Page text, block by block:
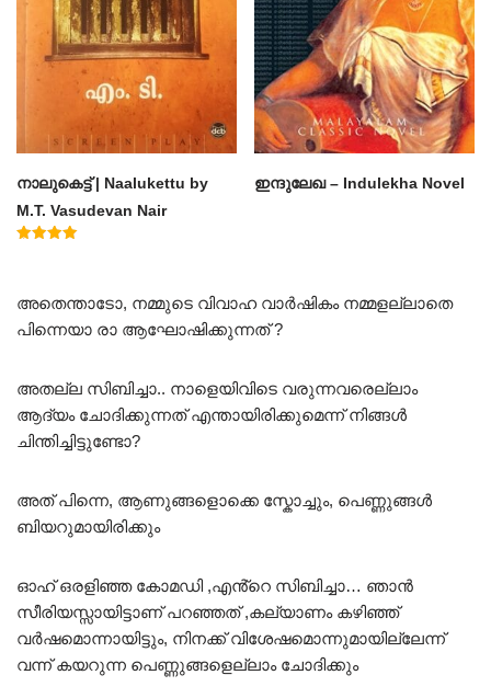
നാലുകെട്ട് | Naalukettu by
M.T. Vasudevan Nair
ഇന്ദുലേഖ – Indulekha Novel
അതെന്താടോ, നമ്മുടെ വിവാഹ വാർഷികം നമ്മളല്ലാതെ
പിന്നെയാ രാ ആഘോഷിക്കുന്നത് ?
അതല്ല സിബിച്ചാ.. നാളെയിവിടെ വരുന്നവരെല്ലാം
ആദ്യം ചോദിക്കുന്നത് എന്തായിരിക്കുമെന്ന് നിങ്ങൾ
ചിന്തിച്ചിട്ടുണ്ടോ?
അത് പിന്നെ, ആണുങ്ങളൊക്കെ സ്കോച്ചും, പെണ്ണുങ്ങൾ
ബിയറുമായിരിക്കും
ഓഹ് ഒരളിഞ്ഞ കോമഡി ,എൻ്റെ സിബിച്ചാ… ഞാൻ
സീരിയസ്സായിട്ടാണ് പറഞ്ഞത് ,കല്യാണം കഴിഞ്ഞ്
വർഷമൊന്നായിട്ടും, നിനക്ക് വിശേഷമൊന്നുമായില്ലേന്ന്
വന്ന് കയറുന്ന പെണ്ണുങ്ങളെല്ലാം ചോദിക്കും